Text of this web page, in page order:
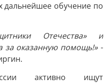
дальнейшее обучение по
Отечества» и
за оказанную помощь!»-
активно ищут